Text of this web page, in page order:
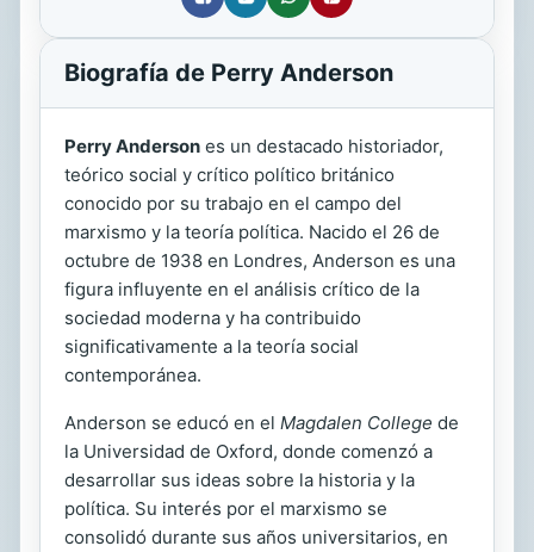
Biografía de Perry Anderson
Perry Anderson es un destacado historiador,
teórico social y crítico político británico
conocido por su trabajo en el campo del
marxismo y la teoría política. Nacido el 26 de
octubre de 1938 en Londres, Anderson es una
figura influyente en el análisis crítico de la
sociedad moderna y ha contribuido
significativamente a la teoría social
contemporánea.
Anderson se educó en el Magdalen College de
la Universidad de Oxford, donde comenzó a
desarrollar sus ideas sobre la historia y la
política. Su interés por el marxismo se
consolidó durante sus años universitarios, en